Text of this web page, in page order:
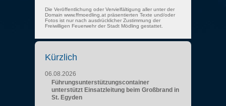
Die Veröffentlichung oder Vervielfältigung aller unter der
Domain www.ffmoedling.at präsentierten Texte und/oder
Fotos ist nur nach ausdrücklicher Zustimmung der
Freiwilligen Feuerwehr der Stadt Mödling gestattet.
Kürzlich
06.08.2026
Führungsunterstützungscontainer
unterstützt Einsatzleitung beim Großbrand in
St. Egyden